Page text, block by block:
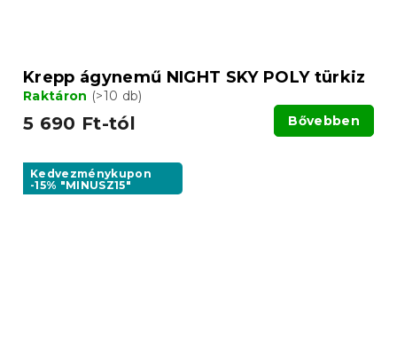
Krepp ágynemű NIGHT SKY POLY türkiz
Raktáron (>10 db)
5 690 Ft-tól Bővebben
Kedvezménykupon
-15% "MINUSZ15"